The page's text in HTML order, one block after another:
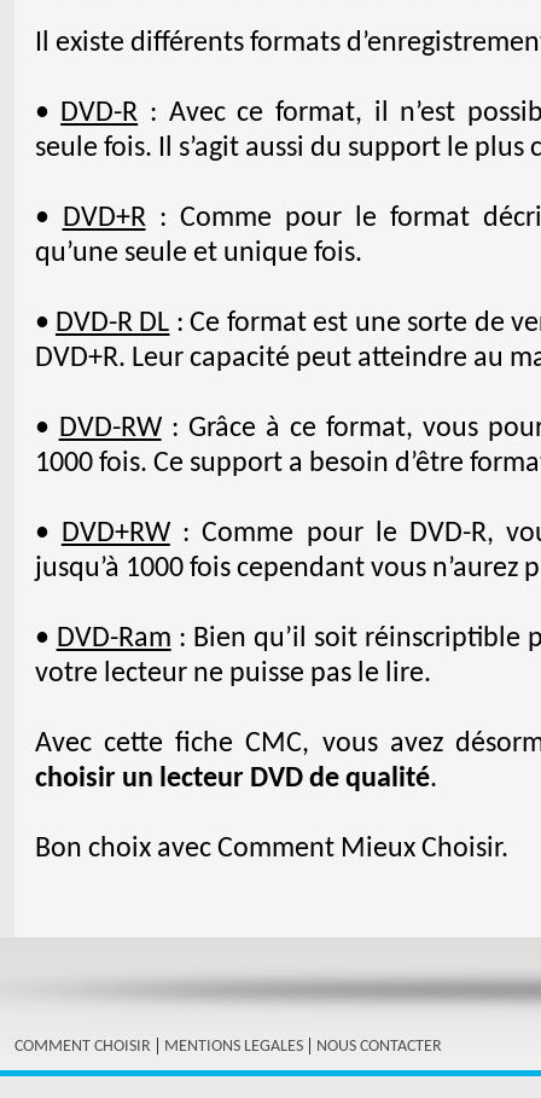
Il existe différents formats
• DVD-R : Avec ce format, il n’est
seule fois. Il s’agit aussi du support le plus
• DVD+R: Comme pour le format
qu’une seule et unique fois.
• DVD-R DL : Ce format est une sorte de
DVD+R. Leur capacité peut atteindre au
• DVD-RW: Grâce à ce format, vous
1000 fois. Ce support a besoin d’être
• DVD+RW: Comme pour le DVD-R,
jusqu’à 1000 fois cependant vous n’aurez
• DVD-Ram : Bien qu’il soit réinscriptible
votre lecteur ne puisse pas le lire.
Avec cette fiche CMC, vous avez
choisir un lecteur DVD de qualité.
Bon choix avec Comment Mieux Choisir.
COMMENT CHOISIR | MENTIONS LEGALES | NOUS CONTACTER